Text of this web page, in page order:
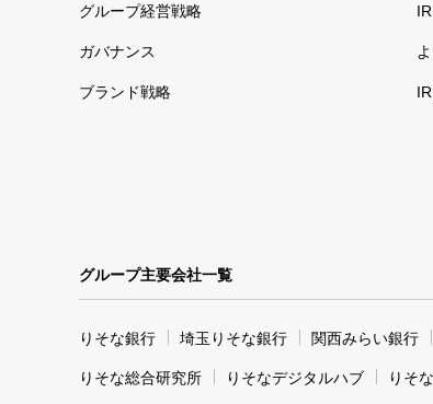
グループ経営戦略
ガバナンス
ブランド戦略
グループ主要会社一覧
りそな銀行 埼玉りそな銀行 関西みらい銀行
りそな総合研究所 りそなデジタルハブ りそ